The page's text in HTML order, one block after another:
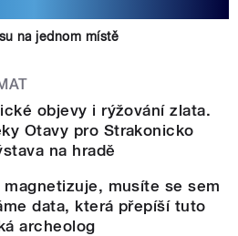
na jednom místě
objevy i rýžování zlata.
Otavy pro Strakonicko
na hradě
magnetizuje, musíte se sem
data, která přepíší tuto
archeolog